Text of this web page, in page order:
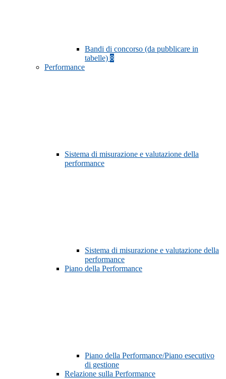
Bandi di concorso (da pubblicare in
tabelle) 8
Performance
Sistema di misurazione e valutazione della
performance
Sistema di misurazione e valutazione della
performance
Piano della Performance
Piano della Performance/Piano esecutivo
di gestione
Relazione sulla Performance